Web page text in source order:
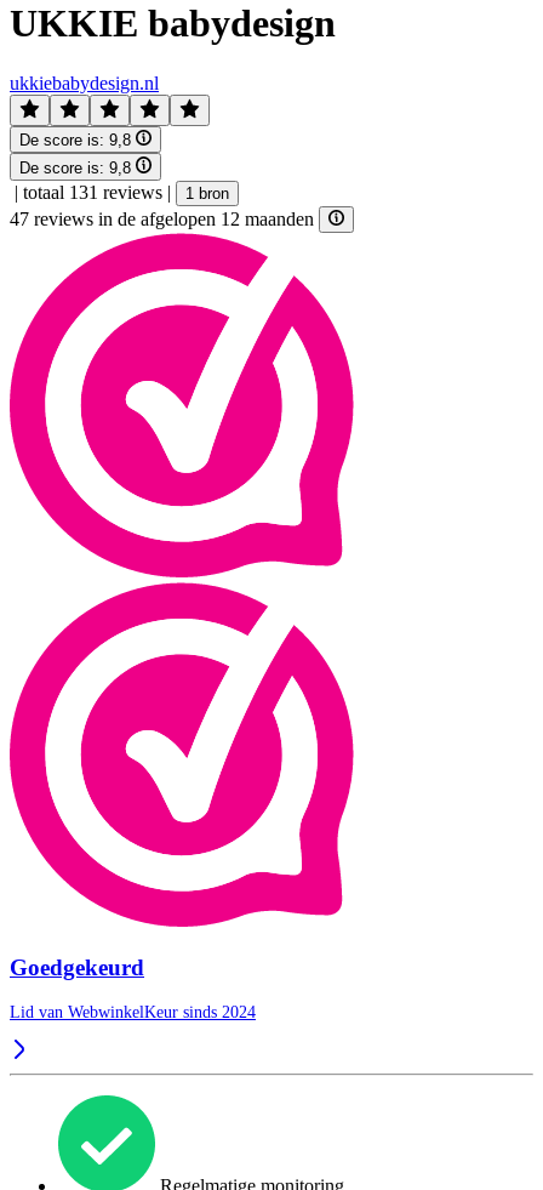
UKKIE babydesign
ukkiebabydesign.nl
De score is: 9,8
De score is: 9,8
| totaal 131 reviews | 1 bron
47 reviews in de afgelopen 12 maanden
Goedgekeurd
Lid van WebwinkelKeur sinds 2024